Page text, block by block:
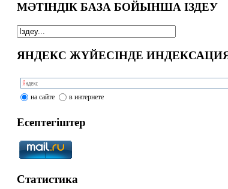
МӘТІНДІК БАЗА БОЙЫНША ІЗДЕУ
ЯНДЕКС ЖҮЙЕСІНДЕ
на сайте в интернете
Есептегіштер
Статистика